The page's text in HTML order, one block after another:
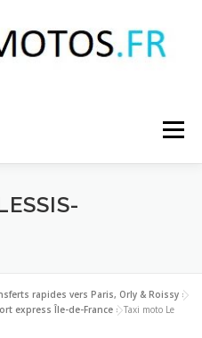
Menu
ESPACE CHAUFFEUR
rapides vers Paris, Orly & Roissy »
express Île-de-France »Taxi moto Le